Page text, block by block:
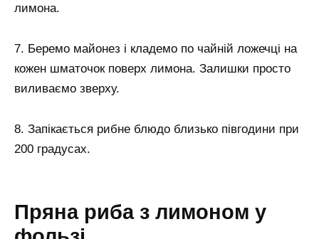
лимона.
7. Беремо майонез і кладемо по чайній ложечці на
кожен шматочок поверх лимона. Залишки просто
виливаємо зверху.
8. Запікається рибне блюдо близько півгодини при
200 градусах.
Пряна риба з лимоном у